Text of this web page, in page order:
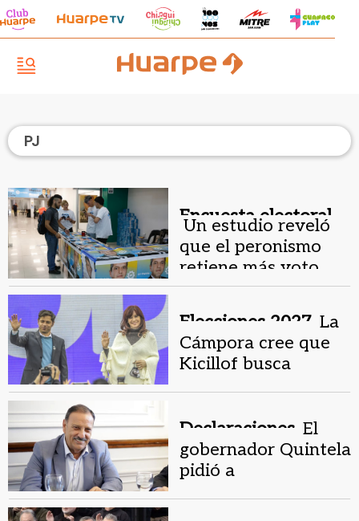
PJ
Encuesta electoral.
Un estudio reveló
que el peronismo
retiene más voto
joven que LLA
Elecciones 2027. La
Cámpora cree que
Kicillof busca
Declaraciones. El
gobernador Quintela
pidió a